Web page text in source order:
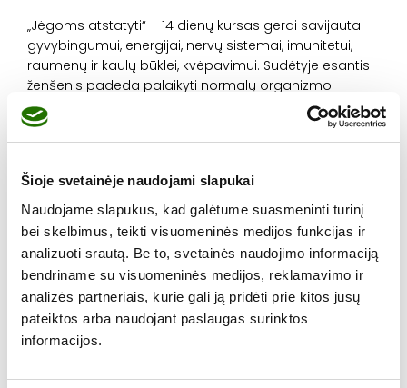
Šioje svetainėje naudojami slapukai
Naudojame slapukus, kad galėtume suasmeninti turinį
bei skelbimus, teikti visuomeninės medijos funkcijas ir
analizuoti srautą. Be to, svetainės naudojimo informaciją
bendriname su visuomeninės medijos, reklamavimo ir
analizės partneriais, kurie gali ją pridėti prie kitos jūsų
pateiktos arba naudojant paslaugas surinktos
informacijos.
„Jėgoms atstatyti“ – 14 dienų kursas gerai savijautai –
gyvybingumui, energijai, nervų sistemai, imunitetui,
raumenų ir kaulų būklei, kvėpavimui. Sudėtyje esantis
ženšenis padeda palaikyti normalų organizmo
gyvybingumą, vitaminas B6 – normalią energijos
apykaitą, nervų sistemos veiklą, mažinti nuovargį.
Normalią raumenų funkciją ir kaulų būklę padeda
normalią imuninės sistemos veiklą ir kvėpavimo
sistemos funkciją.
„Veiksminga apsauga“ – lūpų ir nosies balzamas su
interferonu, kuris sukuria apsauginį sluoksnį ir padeda
palaikyti išorinį imuniteto barjerą. Interferonas – tai
svarbi organizmo signalinė molekulė. Imuninės
sistemos ląstelės susidūrusios su virusu gamina
interferoną, nes šis slopina virusų dauginimąsi.
sudėtyje esantys aldehidai pasižymi antibakterinėmis,